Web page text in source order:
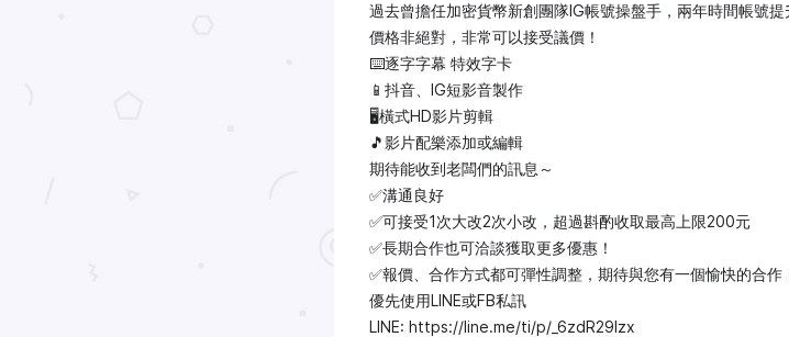
過去曾擔任加密貨幣新創團隊IG帳號操盤手，兩年時間帳號提
價格非絕對，非常可以接受議價！
⌨️逐字字幕 特效字卡
📱抖音、IG短影音製作
🖥️橫式HD影片剪輯
🎵影片配樂添加或編輯
期待能收到老闆們的訊息～
✅溝通良好
✅可接受1次大改2次小改，超過斟酌收取最高上限200元
✅長期合作也可洽談獲取更多優惠！
✅報價、合作方式都可彈性調整，期待與您有一個愉快的合作
優先使用LINE或FB私訊
LINE: https://line.me/ti/p/_6zdR29lzx